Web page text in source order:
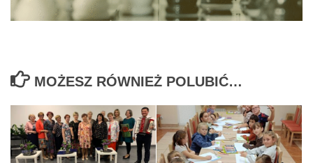
MOŻESZ RÓWNIEŻ POLUBIĆ…